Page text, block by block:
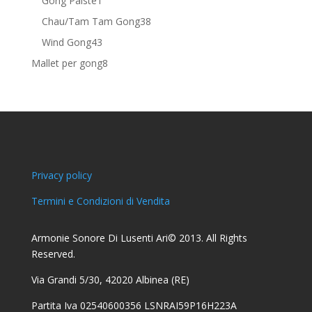
prodotto
Chau/Tam Tam Gong3838
Wind Gong4343
prodotti
Mallet per gong88
Privacy policy
Termini e Condizioni di Vendita
Armonie Sonore Di Lusenti Ari© 2013. All Rights
Reserved.
Via Grandi 5/30, 42020 Albinea (RE)
Partita Iva 02540600356 LSNRAI59P16H223A